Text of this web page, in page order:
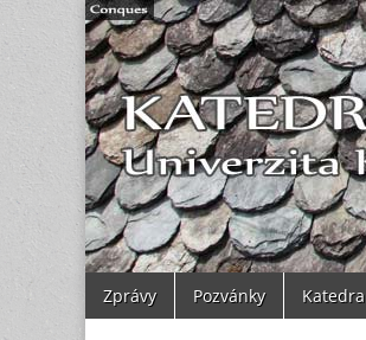
Main
menu
SkipZprávy Pozvánky Katedra